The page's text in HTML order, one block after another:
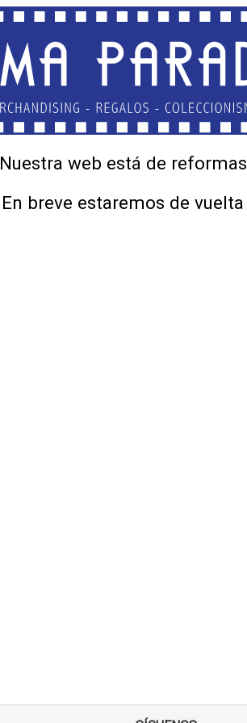
Nuestra web está de reformas
En breve estaremos de vuelta